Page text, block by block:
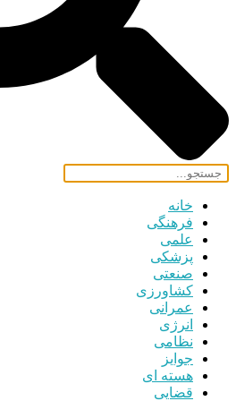
خانه
فرهنگی
علمی
پزشکی
صنعتی
کشاورزی
عمرانی
انرژی
نظامی
جوایز
هسته ای
قضایی